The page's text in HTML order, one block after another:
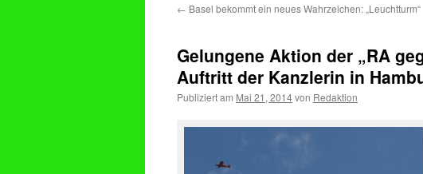
← Basel bekommt ein neues Wahrzeichen: „Leuchtturm“
Gelungene Aktion der „RA
Auftritt der Kanzlerin in
Publiziert am Mai 21, 2014von Redaktion